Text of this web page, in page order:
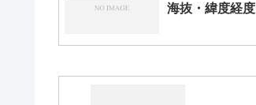
海抜・緯度経度